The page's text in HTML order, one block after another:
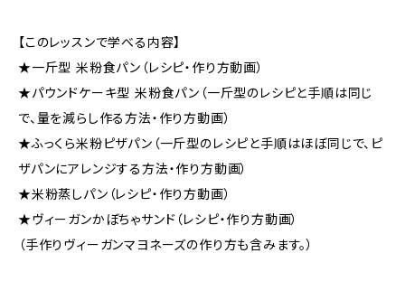
【このレッスンで学べる内容】
★一斤型 米粉食パン（レシピ・作り方動画）
★パウンドケーキ型 米粉食パン（一斤型のレシピと手順は同じ
で、量を減らし作る方法・作り方動画）
★ふっくら米粉ピザパン（一斤型のレシピと手順はほぼ同じで、ピ
ザパンにアレンジする方法・作り方動画）
★米粉蒸しパン（レシピ・作り方動画）
★ヴィーガンかぼちゃサンド（レシピ・作り方動画）
（手作りヴィーガンマヨネーズの作り方も含みます。）